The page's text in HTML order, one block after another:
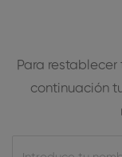
Para
continuación